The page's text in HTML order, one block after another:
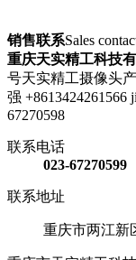
销售联系Sales
重庆天实精工科技
号天实精工摄像头
强 +8613424261566
67270598
联系电话
023-67270599
联系地址
重庆市两江新